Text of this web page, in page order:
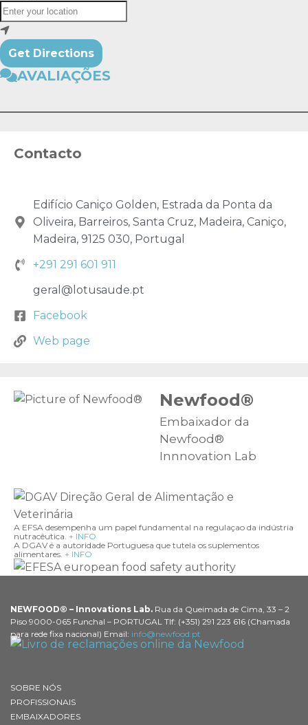
Get Directions
AVALIAÇÕES
Contacto
Edifício Caniço Golden, Estrada da Ponta da
Oliveira, Barreiros, Santa Cruz, Madeira, Caniço,
Madeira, 9125 030, Portugal
+291 291 601 911
geral@lotusaude.pt
Facebook
Web page
Newfood®
Embaixador da
Newfood®
Innnovation Lab
A EFSA desempenha um papel fundamental na regulaçao da indústria
nutracêutica. + INFO
A DGAV é a autoridade Portuguesa que tutela os suplementos
alimentares. + INFO
NEWFOOD® – Innovations Lab. Rua da Queimada de Cima, 33 – 2
Piso 9000-065 Funchal – PORTUGAL Tlf: (+351) 291 223 616 (Chamada
para rede fixa nacional) Email: info@newfood.pt
SOBRE NÓS
PROFISSIONAIS
EMBAIXADORES